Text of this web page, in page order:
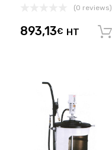
(0 reviews)
893,13€ HT